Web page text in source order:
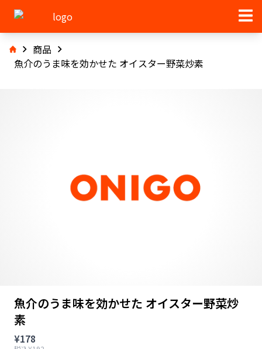
商品
魚介のうま味を効かせた オイスター野菜炒素
魚介のうま味を効かせた オイスター野菜炒
素
¥178